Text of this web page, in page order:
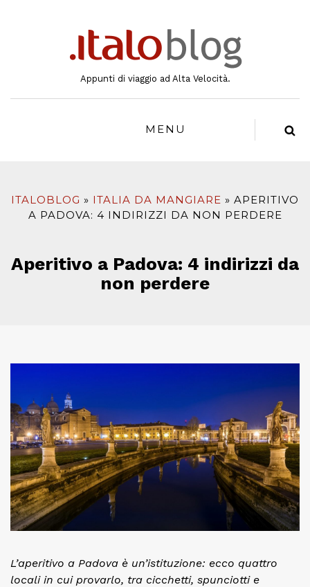
Appunti di viaggio ad Alta Velocità.
MENU
ITALOBLOG ITALIA DA MANGIARE
APERITIVO
A PADOVA: 4 INDIRIZZI DA NON PERDERE
Aperitivo a Padova: 4 indirizzi da
non perdere
L’aperitivo a Padova è un’istituzione: ecco quattro
locali in cui provarlo, tra cicchetti, spunciotti e